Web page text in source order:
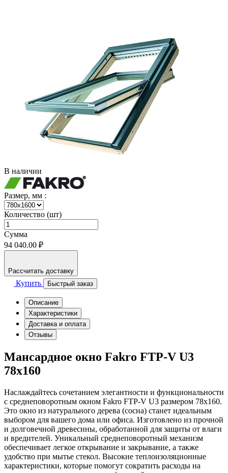
В наличии
Размер, мм :
Количество (шт)
Сумма
94 040.00 ₽
Рассчитать доставку
Купить Быстрый заказ
Описание
Характеристики
Доставка и оплата
Отзывы
Мансардное окно Fakro FTP-V U3
78х160
Наслаждайтесь сочетанием элегантности и функциональности
с среднеповоротным окном Fakro FTP-V U3 размером 78х160.
Это окно из натурального дерева (сосна) станет идеальным
выбором для вашего дома или офиса. Изготовлено из прочной
и долговечной древесины, обработанной для защиты от влаги
и вредителей. Уникальный среднеповоротный механизм
обеспечивает легкое открывание и закрывание, а также
удобство при мытье стекол. Высокие теплоизоляционные
характеристики, которые помогут сократить расходы на